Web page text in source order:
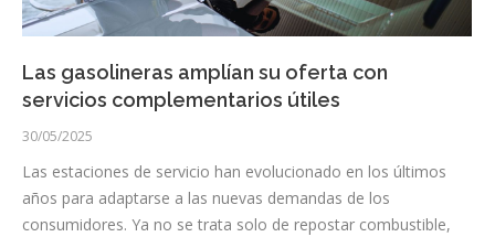
Las gasolineras amplían su oferta con
servicios complementarios útiles
30/05/2025
Las estaciones de servicio han evolucionado en los últimos
años para adaptarse a las nuevas demandas de los
consumidores. Ya no se trata solo de repostar combustible,